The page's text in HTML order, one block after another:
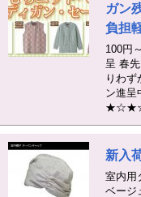
ガン
負担
100円
呈 春
りわず
ン進呈
新入
室内用
ベージ